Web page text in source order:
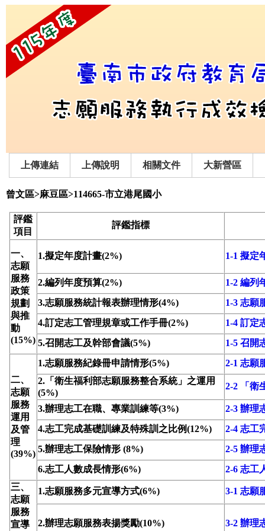
上傳連結 上傳說明 相關文件 大新營區
曾文區>麻豆區>114665-市立港尾國小
評鑑
項目
評鑑指標
一、
志願
服務
政策
規劃
與推
動
(15%)
1.擬定年度計畫(2%) 1-1 擬定
2.編列年度預算(2%)
1-2 編列
3.志願服務統計報表辦理情形(4%)
1-3 志願
4.訂定志工管理規章或工作手冊(2%)
1-4 訂定
5.召開志工及幹部會議(5%)
1-5 召開
二、
志願
服務
運用
及管
理
(39%)
1.志願服務紀錄冊申請情形(5%)
2-1 志願
2.「衛生福利部志願服務整合系統」之運用
(5%)
2-2 「衛
3.辦理志工在職、專業訓練等(3%)
2-3 辦理
4.志工完成基礎訓練及特殊訓之比例(12%)
2-4 志工
5.辦理志工保險情形 (8%)
2-5 辦理
6.志工人數成長情形(6%)
2-6 志工
三、
志願
服務
宣導
1.志願服務多元宣導方式(6%) 3-1 志願
2.辦理志願服務表揚獎勵(10%) 3-2 辦理